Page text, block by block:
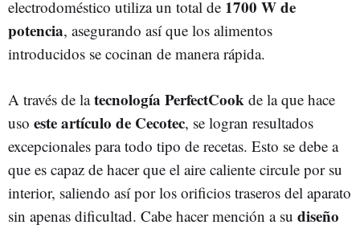
electrodoméstico utiliza un total de 1700 W de
potencia, asegurando así que los alimentos
introducidos se cocinan de manera rápida.
A través de latecnología PerfectCook de la que hace
uso este artículo de Cecotec, se logran resultados
excepcionales para todo tipo de recetas. Esto se debe a
que es capaz de hacer que el aire caliente circule por su
interior, saliendo así por los orificios traseros del aparato
sin apenas dificultad. Cabe hacer mención a su diseño